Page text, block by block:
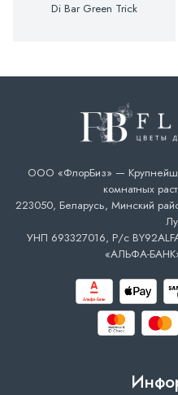
Di Bar Green Trick
ООО «ФлорБиз» —
комнатных
223050, Беларусь, Минский
УНП 693327016, Р/с
«АЛЬФА-